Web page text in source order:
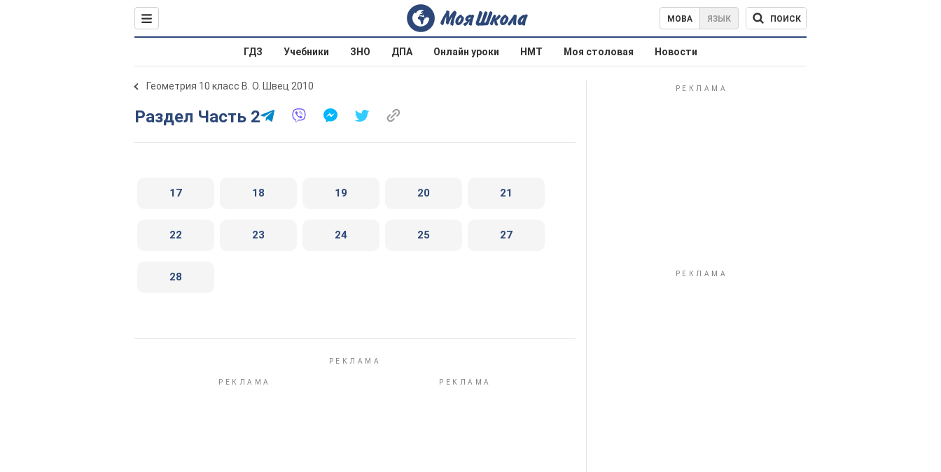
МОВА ЯЗЫК ПОИСК
ГДЗ Учебники ЗНО ДПА Онлайн уроки НМТ Моя столовая Новости
Геометрия 10 класс В. О. Швец 2010
Раздел Часть 2
17 18 19 20 21
22 23 24 25 27
28